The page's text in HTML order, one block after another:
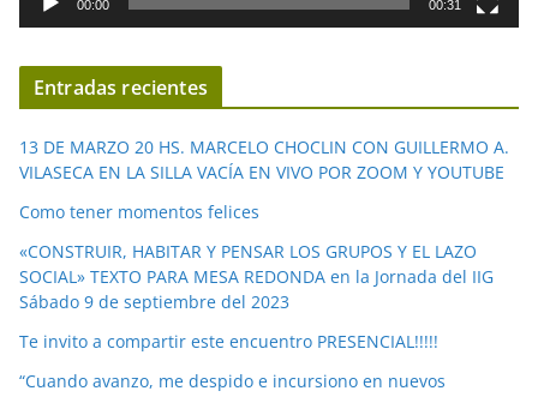
í
d
e
o
00:00 00:31
Entradas recientes
13 DE MARZO 20 HS. MARCELO CHOCLIN CON GUILLERMO A.
VILASECA EN LA SILLA VACÍA EN VIVO POR ZOOM Y YOUTUBE
Como tener momentos felices
«CONSTRUIR, HABITAR Y PENSAR LOS GRUPOS Y EL LAZO
SOCIAL» TEXTO PARA MESA REDONDA en la Jornada del IIG
Sábado 9 de septiembre del 2023
Te invito a compartir este encuentro PRESENCIAL!!!!!
“Cuando avanzo, me despido e incursiono en nuevos